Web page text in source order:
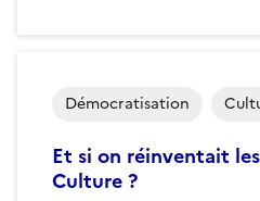
Et si on réinventait
Culture ?
Démocratisation